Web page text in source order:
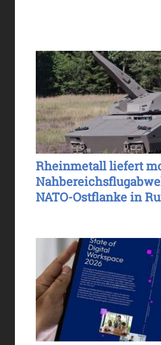
Rheinmetall liefert
NATO-Ostflanke in